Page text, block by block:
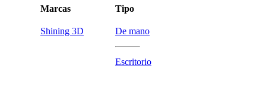
Marcas
Shining 3D
Tipo
De mano
Escritorio